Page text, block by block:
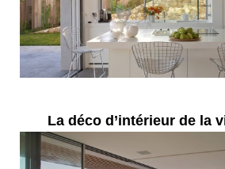
La déco d’intérieur de la